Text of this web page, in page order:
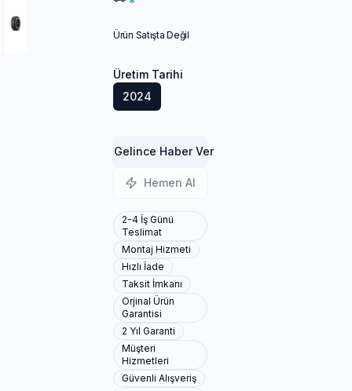
Ürün Satışta Değil
Üretim Tarihi
2024
Gelince Haber Ver
Hemen Al
2-4 İş Günü
Teslimat
Montaj Hizmeti
Hızlı İade
Taksit İmkanı
Orjinal Ürün
Garantisi
2 Yıl Garanti
Müşteri
Hizmetleri
Güvenli Alışveriş